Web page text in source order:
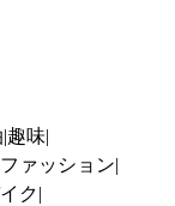
趣味
ァッション
ク